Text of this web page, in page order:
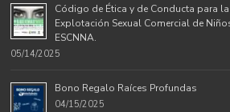
Código de Ética y de Conducta para
Explotación Sexual Comercial de
ESCNNA.
05/14/2025
Bono Regalo Raíces Profundas
04/15/2025